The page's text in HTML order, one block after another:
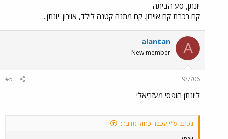
יונתן, סע הביתה
קח רכבת קח אוירון. קח מתנה קטנה לילד, אוירון. יונתן...
A
alantan
New member
9/7/06
#5
ליונתן הופסי מעזריאלי
נכתב ע"י עכבר כחול מדבר: